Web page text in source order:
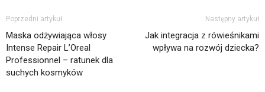
Poprzedni artykuł
Maska odżywiająca włosy
Intense Repair L’Oreal
Professionnel – ratunek dla
suchych kosmyków
Następny artykuł
Jak integracja z rówieśnikami
wpływa na rozwój dziecka?